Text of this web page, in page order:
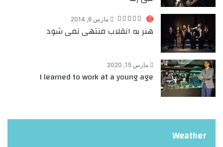
مارس 6, 2014
هنر به انقلاب منتهی نمی شود
مارس 15, 2020
I learned to work at a young age
Weather